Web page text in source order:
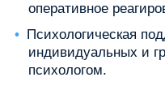
оперативное
Психологическая
индивидуальных и
психологом.